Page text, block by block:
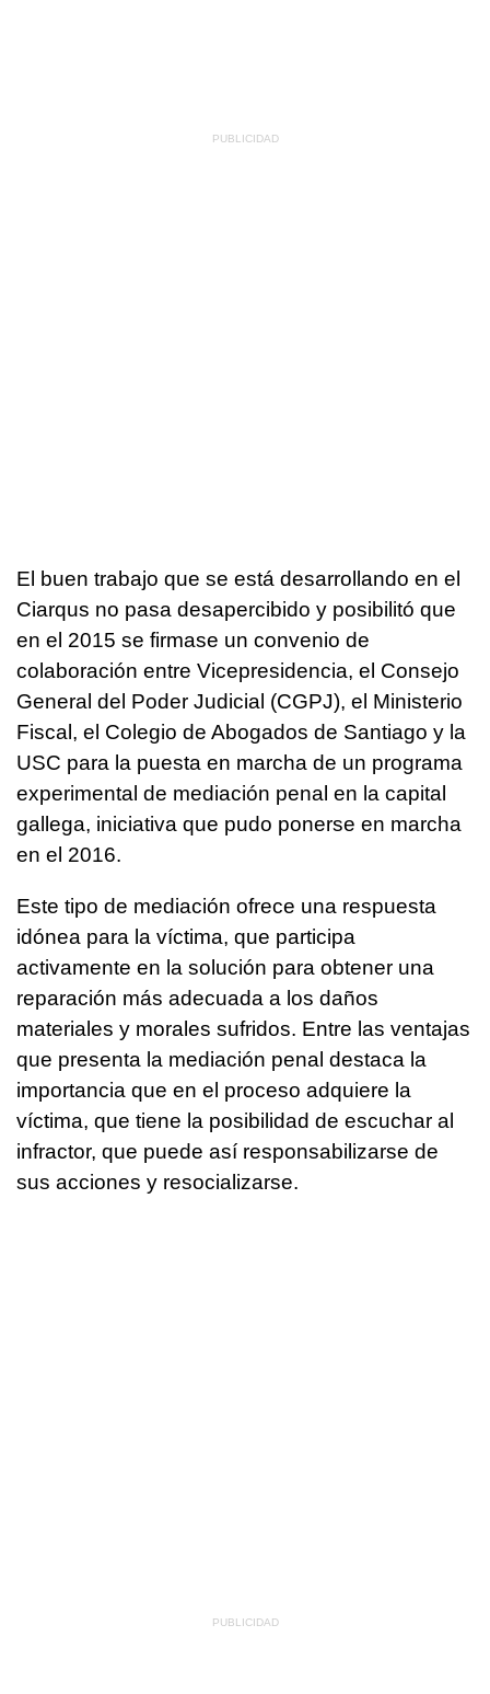
El buen trabajo que se está desarrollando en el
Ciarqus no pasa desapercibido y posibilitó que
en el 2015 se firmase un convenio de
colaboración entre Vicepresidencia, el Consejo
General del Poder Judicial (CGPJ), el Ministerio
Fiscal, el Colegio de Abogados de Santiago y la
USC para la puesta en marcha de un programa
experimental de mediación penal en la capital
gallega, iniciativa que pudo ponerse en marcha
en el 2016.
Este tipo de mediación ofrece una respuesta
idónea para la víctima, que participa
activamente en la solución para obtener una
reparación más adecuada a los daños
materiales y morales sufridos. Entre las ventajas
que presenta la mediación penal destaca la
importancia que en el proceso adquiere la
víctima, que tiene la posibilidad de escuchar al
infractor, que puede así responsabilizarse de
sus acciones y resocializarse.